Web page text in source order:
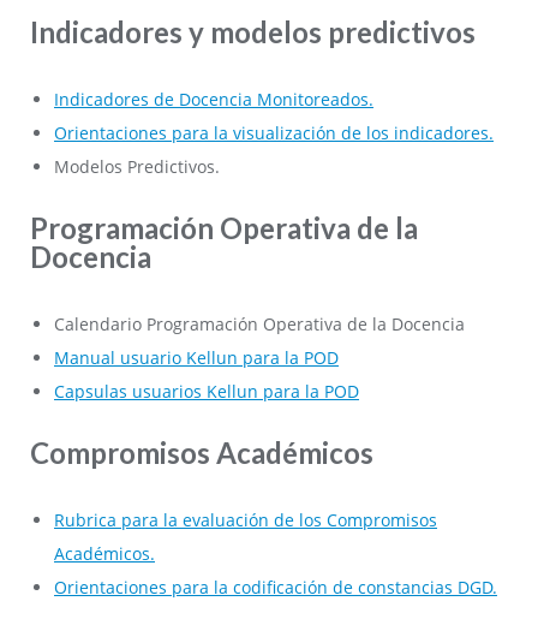
Indicadores y modelos predictivos
Indicadores de Docencia Monitoreados.
Orientaciones para la visualización de los indicadores.
Modelos Predictivos.
Programación Operativa de la
Docencia
Calendario Programación Operativa de la Docencia
Manual usuario Kellun para la POD
Capsulas usuarios Kellun para la POD
Compromisos Académicos
Rubrica para la evaluación de los Compromisos
Académicos.
Orientaciones para la codificación de constancias DGD.